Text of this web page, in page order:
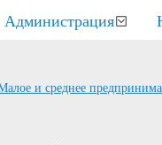
Администрация
и среднее